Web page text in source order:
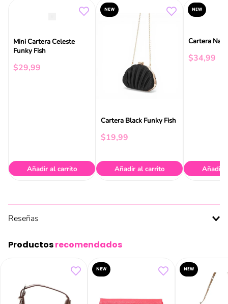
Mini Cartera Celeste
Funky Fish
$29,99
Añadir al carrito
NEW
Cartera Black Funky Fish
$19,99
Añadir al carrito
NEW
Cartera
$34,99
Añadir
Reseñas
Productosrecomendados
NEW NEW